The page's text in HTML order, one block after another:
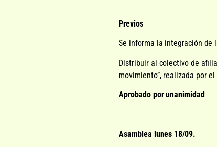
Previos
Se informa la integración de
Distribuir al colectivo de
movimiento”, realizada por
Aprobado por unanimidad
Asamblea lunes 18/09.